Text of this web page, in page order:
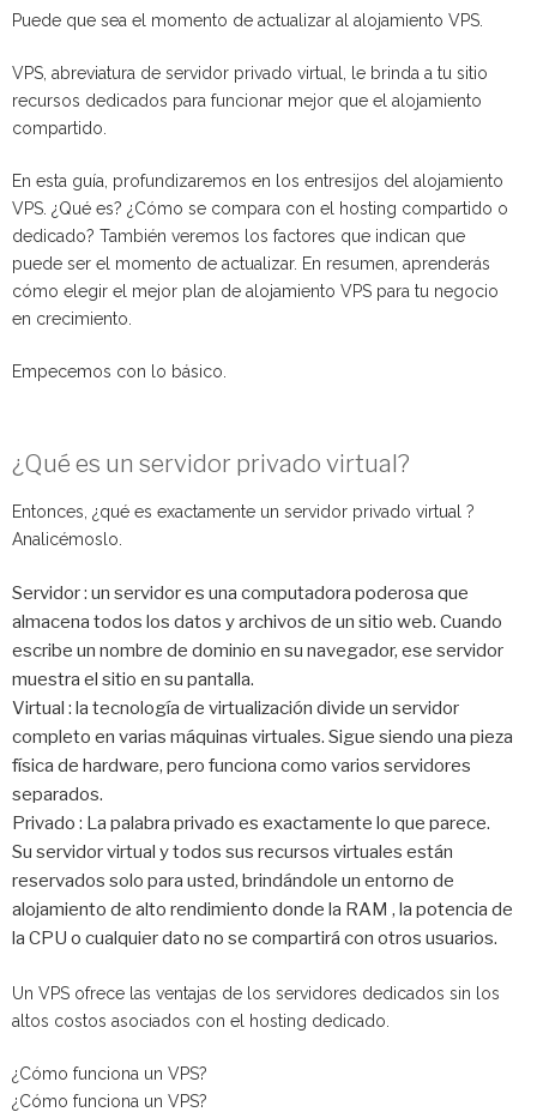
Puede que sea el momento de actualizar al alojamiento VPS.
VPS, abreviatura de servidor privado virtual, le brinda a tu sitio
recursos dedicados para funcionar mejor que el alojamiento
compartido.
En esta guía, profundizaremos en los entresijos del alojamiento
VPS. ¿Qué es? ¿Cómo se compara con el hosting compartido o
dedicado? También veremos los factores que indican que
puede ser el momento de actualizar. En resumen, aprenderás
cómo elegir el mejor plan de alojamiento VPS para tu negocio
en crecimiento.
Empecemos con lo básico.
¿Qué es un servidor privado virtual?
Entonces, ¿qué es exactamente un servidor privado virtual ?
Analicémoslo.
Servidor : un servidor es una computadora poderosa que
almacena todos los datos y archivos de un sitio web. Cuando
escribe un nombre de dominio en su navegador, ese servidor
muestra el sitio en su pantalla.
Virtual : la tecnología de virtualización divide un servidor
completo en varias máquinas virtuales. Sigue siendo una pieza
física de hardware, pero funciona como varios servidores
separados.
Privado : La palabra privado es exactamente lo que parece.
Su servidor virtual y todos sus recursos virtuales están
reservados solo para usted, brindándole un entorno de
alojamiento de alto rendimiento donde la RAM , la potencia de
la CPU o cualquier dato no se compartirá con otros usuarios.
Un VPS ofrece las ventajas de los servidores dedicados sin los
altos costos asociados con el hosting dedicado.
¿Cómo funciona un VPS?
¿Cómo funciona un VPS?